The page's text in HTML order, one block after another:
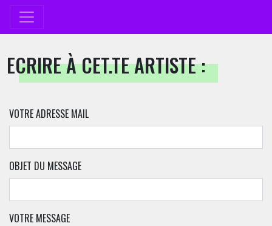
ECRIRE À CET.TE ARTISTE :
VOTRE ADRESSE MAIL
OBJET DU MESSAGE
VOTRE MESSAGE